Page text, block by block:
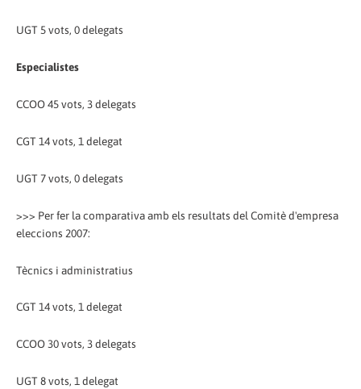
UGT 5 vots, 0 delegats
Especialistes
CCOO 45 vots, 3 delegats
CGT 14 vots, 1 delegat
UGT 7 vots, 0 delegats
>>> Per fer la comparativa amb els resultats del Comitè d'empresa
eleccions 2007:
Tècnics i administratius
CGT 14 vots, 1 delegat
CCOO 30 vots, 3 delegats
UGT 8 vots, 1 delegat